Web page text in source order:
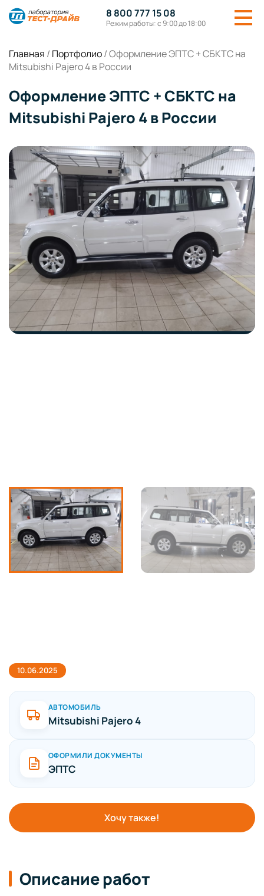
8 800 777 15 08
Режим работы: с 9:00 до 18:00
Главная / Портфолио/Оформление ЭПТС + СБКТС на
Mitsubishi Pajero 4 в России
Оформление ЭПТС + СБКТС на
Mitsubishi Pajero 4 в России
10.06.2025
АВТОМОБИЛЬ
Mitsubishi Pajero 4
ОФОРМИЛИ ДОКУМЕНТЫ
ЭПТС
Хочу также!
Описание работ